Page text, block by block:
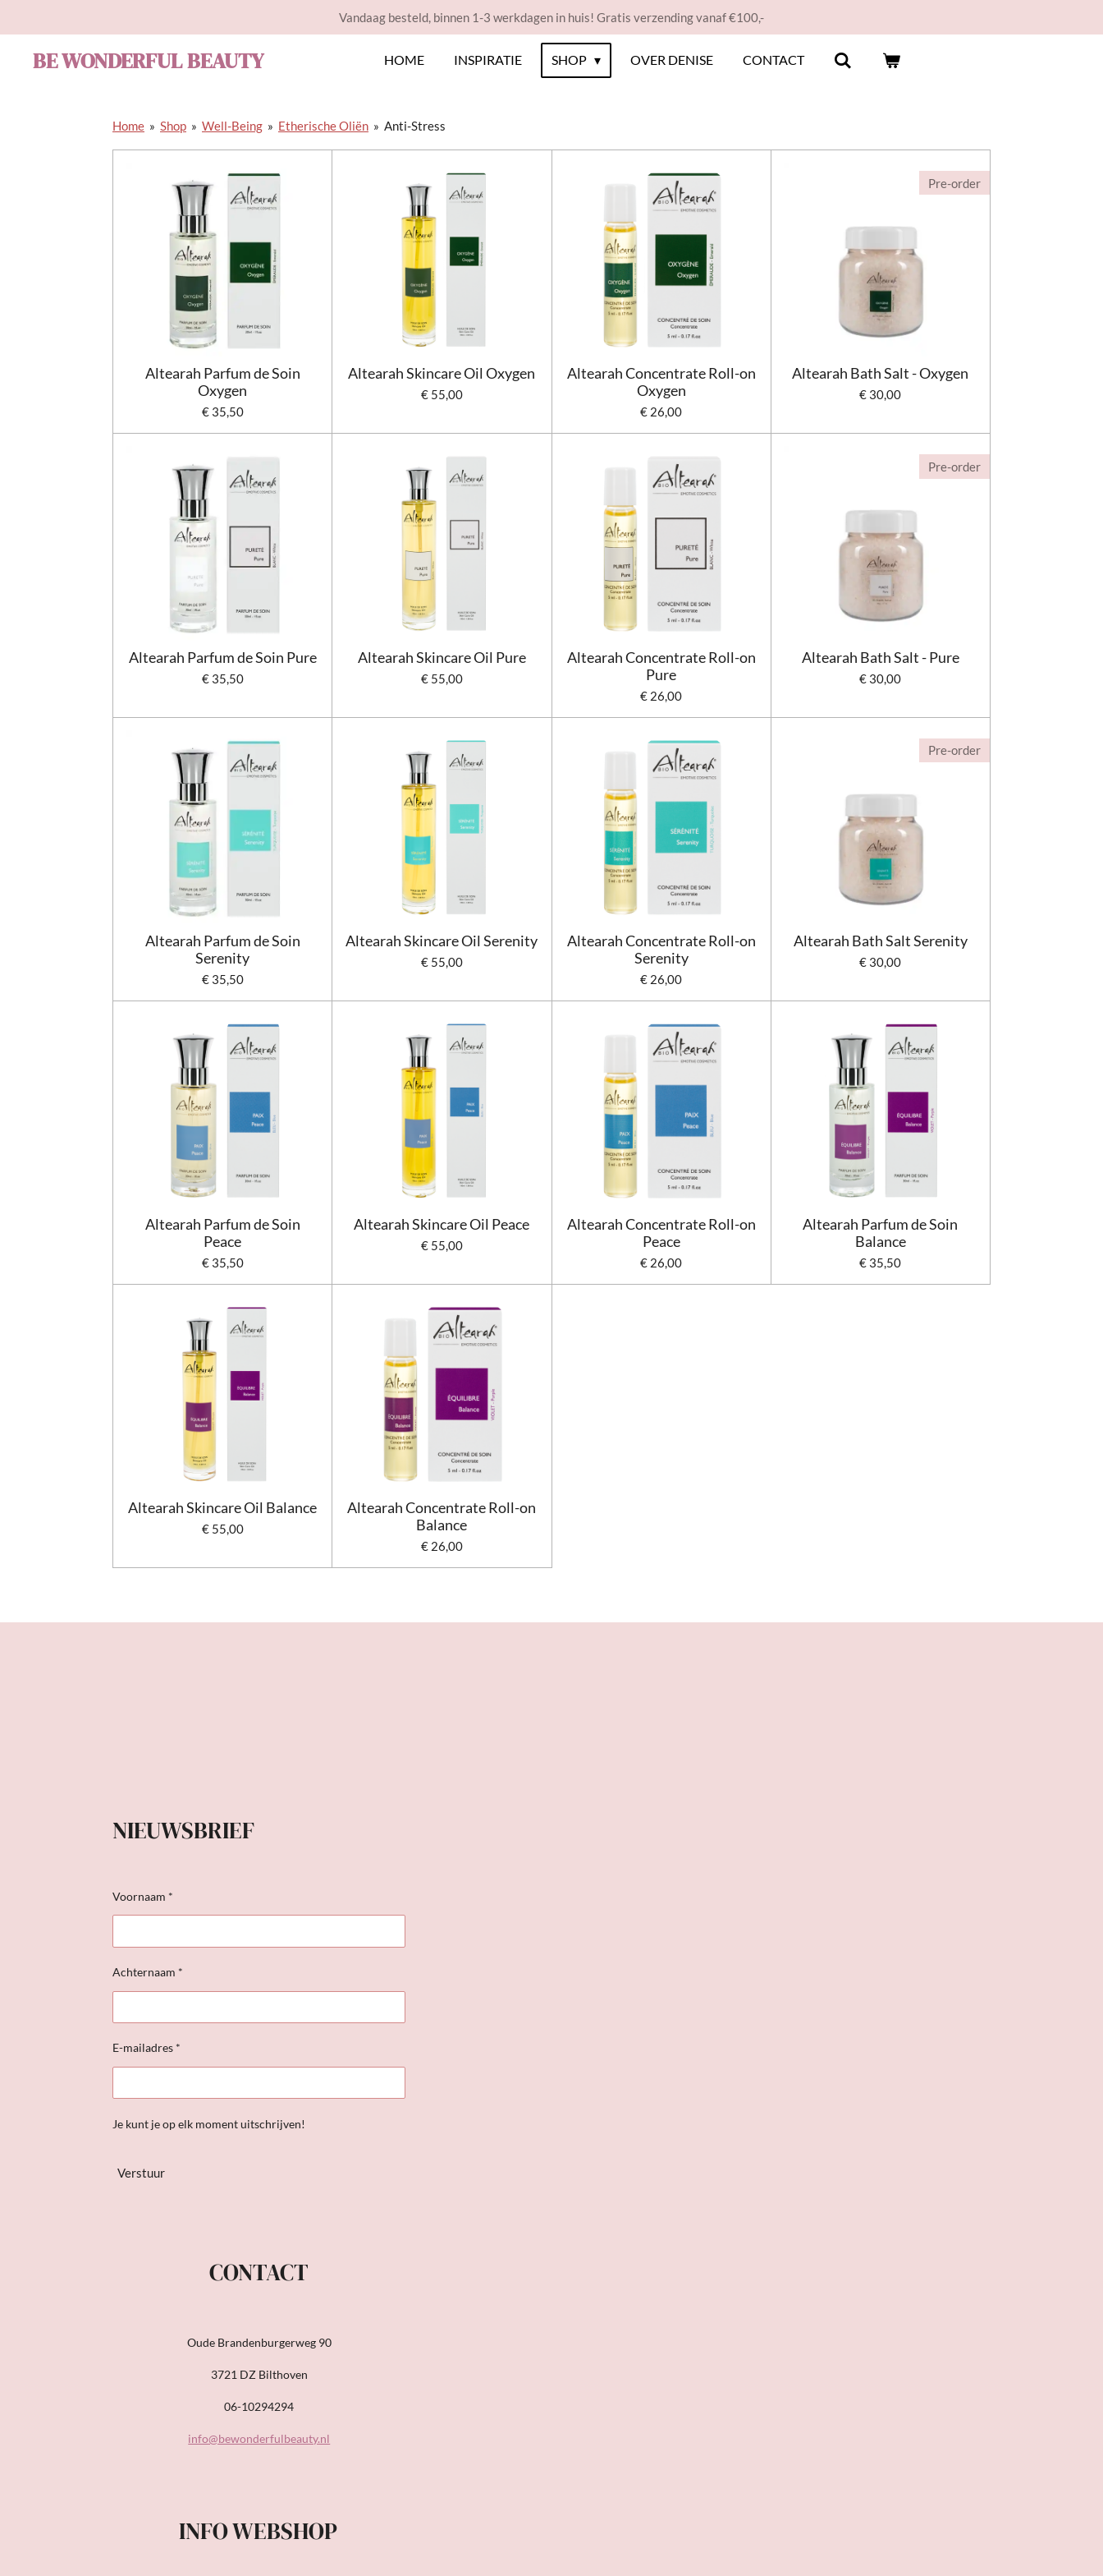
Vandaag besteld, binnen 1-3 werkdagen in huis! Gratis verzending vanaf €100,-
BE WONDERFUL BEAUTY HOME INSPIRATIE SHOP OVER DENISE CONTACT
Home » Shop » Well-Being » Etherische Oliën » Anti-Stress
Altearah Parfum de Soin
Oxygen
€ 35,50
Altearah Skincare Oil Oxygen
€ 55,00
Altearah Concentrate Roll-on
Oxygen
€ 26,00
Pre-order
Altearah Bath Salt - Oxygen
€ 30,00
Altearah Parfum de Soin Pure
€ 35,50
Altearah Skincare Oil Pure
€ 55,00
Altearah Concentrate Roll-on
Pure
€ 26,00
Pre-order
Altearah Bath Salt - Pure
€ 30,00
Altearah Parfum de Soin
Serenity
€ 35,50
Altearah Skincare Oil Serenity
€ 55,00
Altearah Concentrate Roll-on
Serenity
€ 26,00
Pre-order
Altearah Bath Salt Serenity
€ 30,00
Altearah Parfum de Soin
Peace
€ 35,50
Altearah Skincare Oil Peace
€ 55,00
Altearah Concentrate Roll-on
Peace
€ 26,00
Altearah Parfum de Soin
Balance
€ 35,50
Altearah Skincare Oil Balance
€ 55,00
Altearah Concentrate Roll-on
Balance
€ 26,00
NIEUWSBRIEF
Voornaam *
Achternaam *
E-mailadres *
Je kunt je op elk moment uitschrijven!
Verstuur
CONTACT
Oude Brandenburgerweg 90
3721 DZ Bilthoven
06-10294294
info@bewonderfulbeauty.nl
INFO WEBSHOP